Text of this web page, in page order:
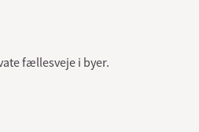
fællesveje i byer.